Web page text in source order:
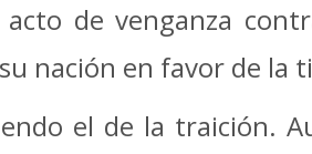
de venganza
nación en favor de la
el de la traición.